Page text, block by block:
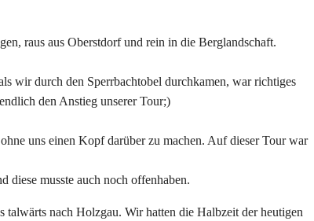
raus aus Oberstdorf und rein in die Berglandschaft.
wir durch den Sperrbachtobel durchkamen, war richtiges
den Anstieg unserer Tour;)
uns einen Kopf darüber zu machen. Auf dieser Tour war
diese musste auch noch offenhaben.
talwärts nach Holzgau. Wir hatten die Halbzeit der heutigen